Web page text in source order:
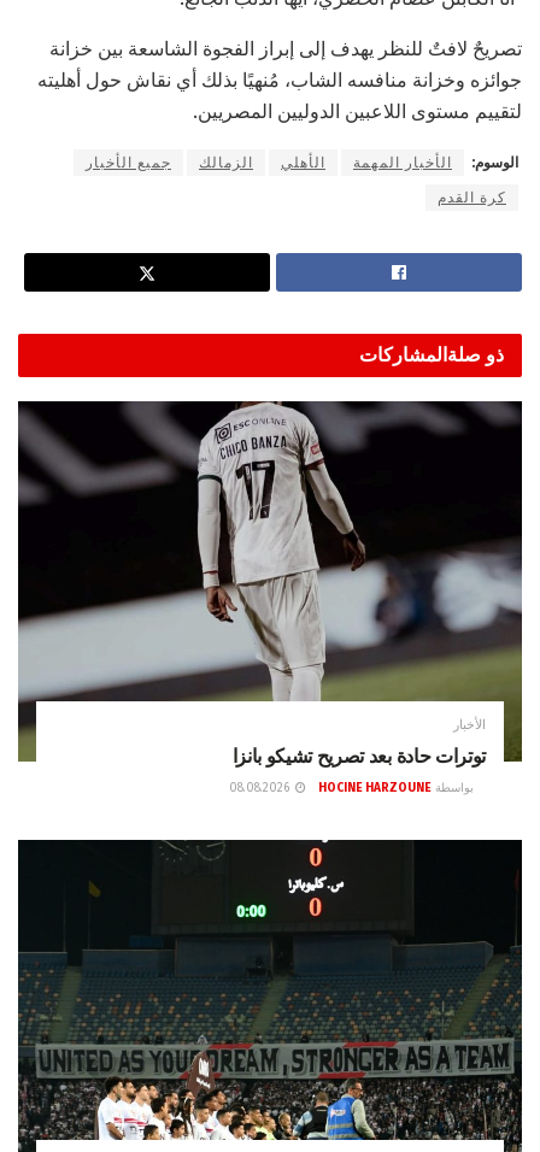
تصريحٌ لافتٌ للنظر يهدف إلى إبراز الفجوة الشاسعة بين خزانة
جوائزه وخزانة منافسه الشاب، مُنهيًا بذلك أي نقاش حول أهليته
لتقييم مستوى اللاعبين الدوليين المصريين.
الوسوم: الأخبار المهمة الأهلي الزمالك جميع الأخبار
كرة القدم
ذو صلة المشاركات
الأخبار
توترات حادة بعد تصريح تشيكو بانزا
بواسطة HOCINE HARZOUNE